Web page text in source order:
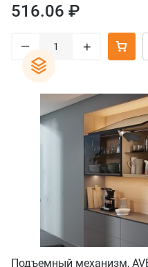
516.06 ₽
– +
Подъемный механизм,